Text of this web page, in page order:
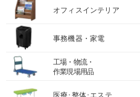
オフィスインテリア
事務機器・家電
工場・物流・
作業現場用品